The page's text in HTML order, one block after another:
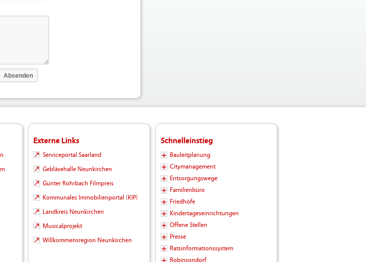
Externe Links
Serviceportal Saarland
Gebläsehalle Neunkirchen
Günter Rohrbach Filmpreis
Kommunales Immobilienportal (KIP)
Landkreis Neunkirchen
Musicalprojekt
Willkommensregion Neunkirchen
Schnelleinstieg
Bauleitplanung
Citymanagement
Entsorgungswege
Familienbüro
Friedhöfe
Kindertageseinrichtungen
Offene Stellen
Presse
Ratsinformationssystem
Robinsondorf